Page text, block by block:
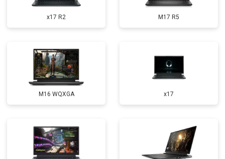
Прошивка BIOS от 1500 ₽ Заказать
Замена северного моста от 3500 ₽
x17 R2 M17 R5
M16 WQXGA x17